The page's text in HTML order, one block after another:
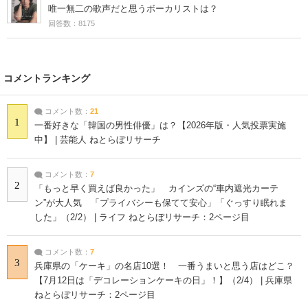
唯一無二の歌声だと思うボーカリストは？
回答数：8175
コメントランキング
1
コメント数： 21
一番好きな「韓国の男性俳優」は？【2026年版・人気投票実施
中】 | 芸能人 ねとらぼリサーチ
2
コメント数： 7
「もっと早く買えば良かった」 カインズの“車内遮光カーテ
ン”が大人気 「プライバシーも保てて安心」「ぐっすり眠れま
した」（2/2） | ライフ ねとらぼリサーチ：2ページ目
3
コメント数： 7
兵庫県の「ケーキ」の名店10選！ 一番うまいと思う店はどこ？
【7月12日は「デコレーションケーキの日」！】（2/4） | 兵庫県
ねとらぼリサーチ：2ページ目